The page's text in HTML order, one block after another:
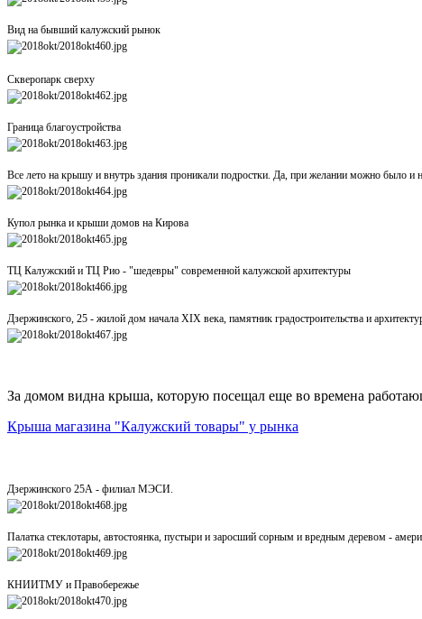
Вид на бывший калужский рынок
Скверопарк сверху
Граница благоустройства
Все лето на крышу и внутрь здания проникали подростки. Да, при желании можно было и
Купол рынка и крыши домов на Кирова
ТЦ Калужский и ТЦ Рио - "шедевры" современной калужской архитектуры
Дзержинского, 25 - жилой дом начала XIX века, памятник градостроительства и
За домом видна крыша, которую посещал еще во времена
Крыша магазина "Калужский товары" у рынка
Дзержинского 25А - филиал МЭСИ.
Палатка стеклотары, автостоянка, пустыри и заросший сорным и вредным деревом -
КНИИТМУ и Правобережье